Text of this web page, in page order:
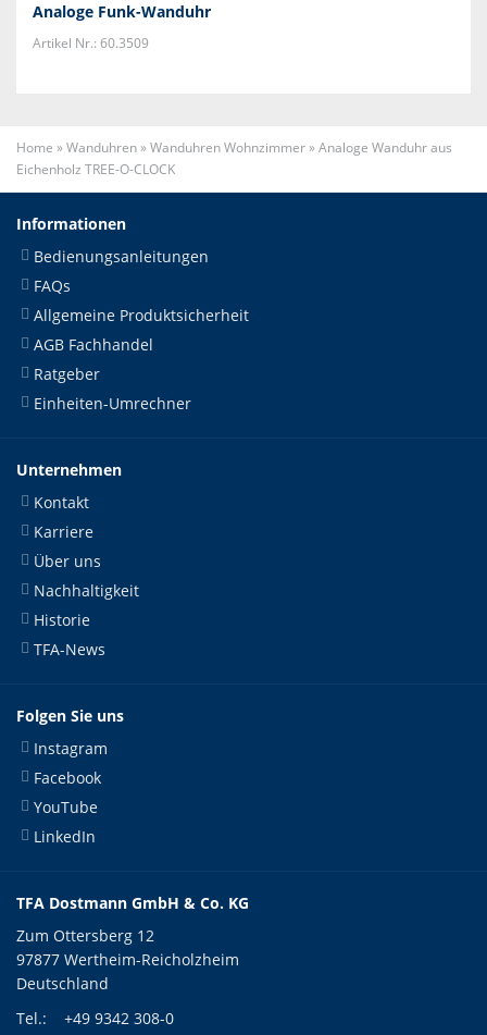
Analoge Funk-Wanduhr
Artikel Nr.: 60.3509
Home »Wanduhren»Wanduhren Wohnzimmer»Analoge Wanduhr aus
Eichenholz TREE-O-CLOCK
Informationen
Bedienungsanleitungen
FAQs
Allgemeine Produktsicherheit
AGB Fachhandel
Ratgeber
Einheiten-Umrechner
Unternehmen
Kontakt
Karriere
Über uns
Nachhaltigkeit
Historie
TFA-News
Folgen Sie uns
Instagram
Facebook
YouTube
LinkedIn
TFA Dostmann GmbH & Co. KG
Zum Ottersberg 12
97877 Wertheim-Reicholzheim
Deutschland
Tel.:
+49 9342 308-0